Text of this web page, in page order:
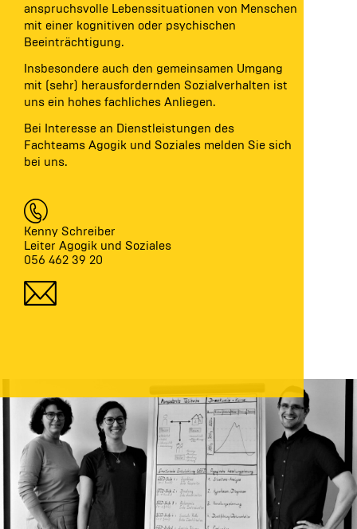
anspruchsvolle Lebenssituationen von Menschen
mit einer kognitiven oder psychischen
Beeinträchtigung.
Insbesondere auch den gemeinsamen Umgang
mit (sehr) herausfordernden Sozialverhalten ist
uns ein hohes fachliches Anliegen.
Bei Interesse an Dienstleistungen des
Fachteams Agogik und Soziales melden Sie sich
bei uns.
Kenny Schreiber
Leiter Agogik und Soziales
056 462 39 20